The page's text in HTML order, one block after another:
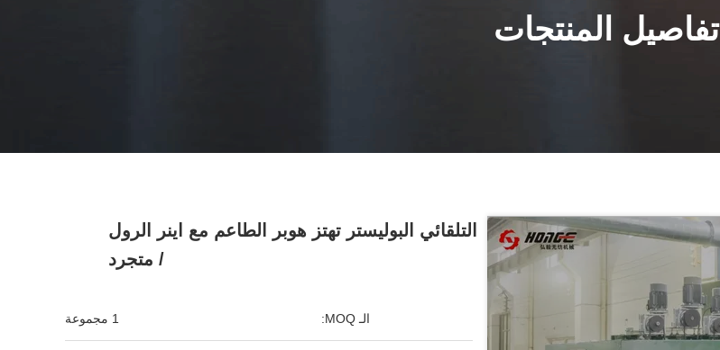
تفاصيل المنتجات
التلقائي البوليستر تهتز هوبر الطاعم مع اينر الرول
/ متجرد
الـ MOQ: 1 مجموعة